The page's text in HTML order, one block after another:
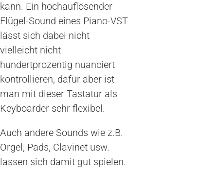
kann. Ein hochauflösender
Flügel-Sound eines Piano-VST
lässt sich dabei nicht
vielleicht nicht
hundertprozentig nuanciert
kontrollieren, dafür aber ist
man mit dieser Tastatur als
Keyboarder sehr flexibel.
Auch andere Sounds wie z.B.
Orgel, Pads, Clavinet usw.
lassen sich damit gut spielen.